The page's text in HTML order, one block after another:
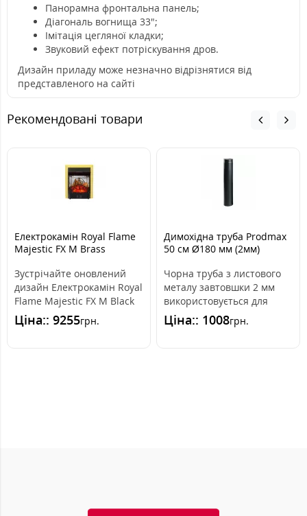
Панорамна фронтальна панель;
Діагональ вогнища 33";
Імітація цегляної кладки;
Звуковий ефект потріскування дров.
Дизайн приладу може незначно відрізнятися від
представленого на сайті
Рекомендовані товари
Електрокамін Royal Flame
Majestic FX M Brass
Зустрічайте оновлений
дизайн Електрокамін Royal
Flame Majestic FX M Black
Дзеркальне внутрішньо
скл..
Ціна:: 9255грн.
Димохідна труба Prodmax
50 см Ø180 мм (2мм)
Чорна труба з листового
металу завтовшки 2 мм
використовується для
з'єднання каміна з
димоходом.Одно..
Ціна:: 1008грн.